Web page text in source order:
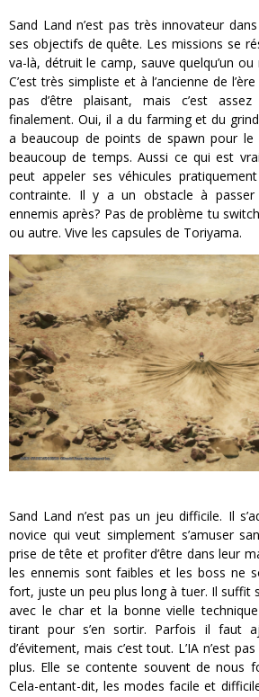
Sand Land n’est pas très innovateur
ses objectifs de quête. Les missions se
va-là, détruit le camp, sauve quelqu’un
C’est très simpliste et à l’ancienne de
pas d’être plaisant, mais c’est
finalement. Oui, il a du farming et du
a beaucoup de points de spawn pour
beaucoup de temps. Aussi ce qui est
peut appeler ses véhicules
contrainte. Il y a un obstacle à
ennemis après? Pas de problème tu
ou autre. Vive les capsules de Toriyama.
Sand Land n’est pas un jeu difficile. Il
novice qui veut simplement s’amuser
prise de tête et profiter d’être dans leur
les ennemis sont faibles et les boss ne
fort, juste un peu plus long à tuer. Il suffit
avec le char et la bonne vielle
tirant pour s’en sortir. Parfois il faut
d’évitement, mais c’est tout. L’IA n’est
plus. Elle se contente souvent de nous
Cela-entant-dit, les modes facile et